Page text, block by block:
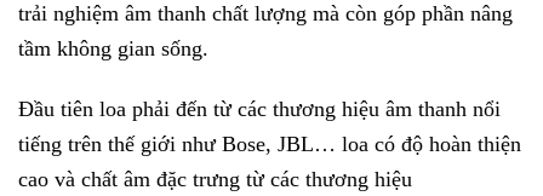
trải nghiệm âm thanh chất lượng mà còn góp phần nâng
tầm không gian sống.
Đầu tiên loa phải đến từ các thương hiệu âm thanh nổi
tiếng trên thế giới như Bose, JBL… loa có độ hoàn thiện
cao và chất âm đặc trưng từ các thương hiệu